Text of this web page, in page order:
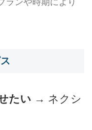
ランや時期により
たい → ネクシ